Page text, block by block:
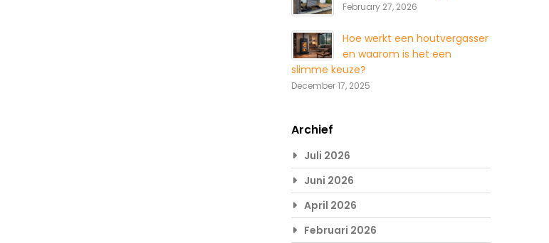
February 27, 2026
Hoe werkt een houtvergasser
en waarom is het een
slimme keuze?
December 17, 2025
Archief
Juli 2026
Juni 2026
April 2026
Februari 2026